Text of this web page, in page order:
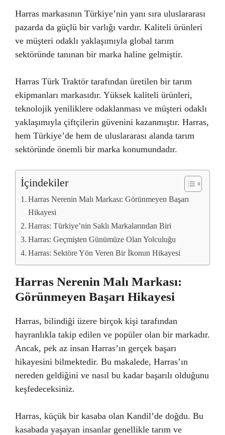
Harras markasının Türkiye’nin yanı sıra uluslararası
pazarda da güçlü bir varlığı vardır. Kaliteli ürünleri
ve müşteri odaklı yaklaşımıyla global tarım
sektöründe tanınan bir marka haline gelmiştir.
Harras Türk Traktör tarafından üretilen bir tarım
ekipmanları markasıdır. Yüksek kaliteli ürünleri,
teknolojik yeniliklere odaklanması ve müşteri odaklı
yaklaşımıyla çiftçilerin güvenini kazanmıştır. Harras,
hem Türkiye’de hem de uluslararası alanda tarım
sektöründe önemli bir marka konumundadır.
İçindekiler
Harras Nerenin Malı Markası: Görünmeyen Başarı
Hikayesi
Harras: Türkiye’nin Saklı Markalarından Biri
Harras: Geçmişten Günümüze Olan Yolculuğu
Harras: Sektöre Yön Veren Bir İkonun Hikayesi
Harras Nerenin Malı Markası:
Görünmeyen Başarı Hikayesi
Harras, bilindiği üzere birçok kişi tarafından
hayranlıkla takip edilen ve popüler olan bir markadır.
Ancak, pek az insan Harras’ın gerçek başarı
hikayesini bilmektedir. Bu makalede, Harras’ın
nereden geldiğini ve nasıl bu kadar başarılı olduğunu
keşfedeceksiniz.
Harras, küçük bir kasaba olan Kandil’de doğdu. Bu
kasabada yaşayan insanlar genellikle tarım ve